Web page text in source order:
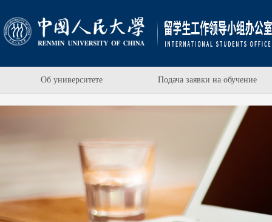
Об университете Подача заявки на обучение